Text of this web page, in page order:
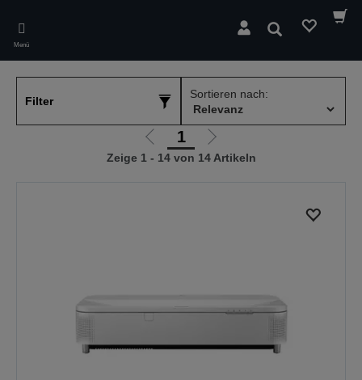
main
content
Menü
Suchen
Filter
Sortieren nach:
Zur
vorherigen
1
Zur
nächsten
Zeige 1 - 14 von 14 Artikeln